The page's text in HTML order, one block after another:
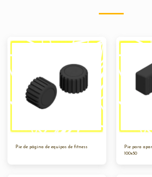
Pie de página de equipos de fitness
Pie para
100x50